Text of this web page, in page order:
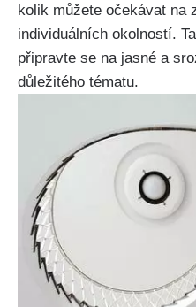
kolik můžete očekávat na
individuálních okolností.
připravte se na jasné a
důležitého tématu.